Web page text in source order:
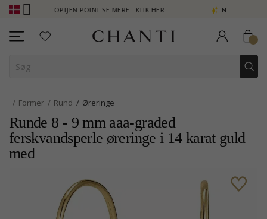
- OPTJEN POINT SE MERE - KLIK HER NEW COLLECTION | AURA
Former Rund Øreringe
Runde 8 - 9 mm aaa-graded
ferskvandsperle øreringe i 14 karat guld
med